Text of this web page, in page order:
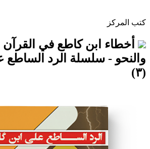
كاطع في القرآن والتفسير
الرد الساطع على ابن